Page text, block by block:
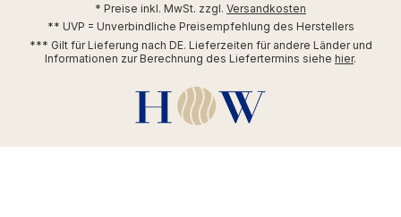
* Preise inkl. MwSt. zzgl. Versandkosten
** UVP = Unverbindliche Preisempfehlung des Herstellers
*** Gilt für Lieferung nach DE. Lieferzeiten für andere Länder und
Informationen zur Berechnung des Liefertermins siehe hier.